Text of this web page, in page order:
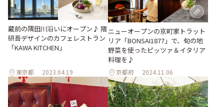
蔵前の隅田川沿いにオープン♪ 隈
研吾デザインのカフェレストラン
「KAWA KITCHEN」
東京都 2023.04.19
ニューオープンの京町家トラット
リア「BONSAI1877」で、旬の地
野菜を使ったピッツァ＆イタリア
料理を♪
京都府 2024.11.06